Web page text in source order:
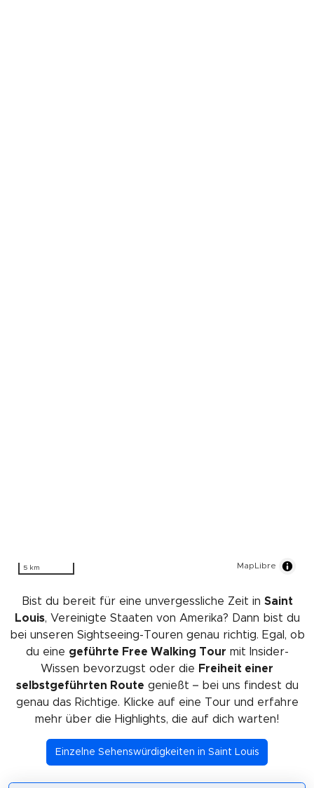
5 km MapLibre
Bist du bereit für eine unvergessliche Zeit in Saint
Louis, Vereinigte Staaten von Amerika? Dann bist du
bei unseren Sightseeing-Touren genau richtig. Egal, ob
du eine geführte Free Walking Tour mit Insider-
Wissen bevorzugst oder die Freiheit einer
selbstgeführten Route genießt – bei uns findest du
genau das Richtige. Klicke auf eine Tour und erfahre
mehr über die Highlights, die auf dich warten!
Einzelne Sehenswürdigkeiten in Saint Louis